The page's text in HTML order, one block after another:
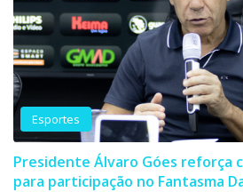
Esportes
Presidente Álvaro Góes reforça
para participação no Fantasma